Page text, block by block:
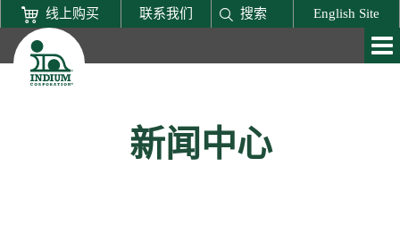
线上购买 联系我们 搜索 English Site
新闻中心